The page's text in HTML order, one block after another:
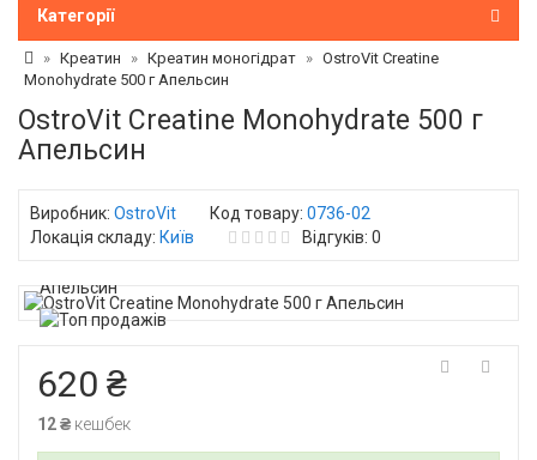
Категорії
Креатин Креатин моногідрат
OstroVit Creatine
Monohydrate 500 г Апельсин
OstroVit Creatine Monohydrate 500 г
Апельсин
Виробник: OstroVit Код товару: 0736-02
Локація складу: Київ Відгуків: 0
620 ₴
12 ₴ кешбек